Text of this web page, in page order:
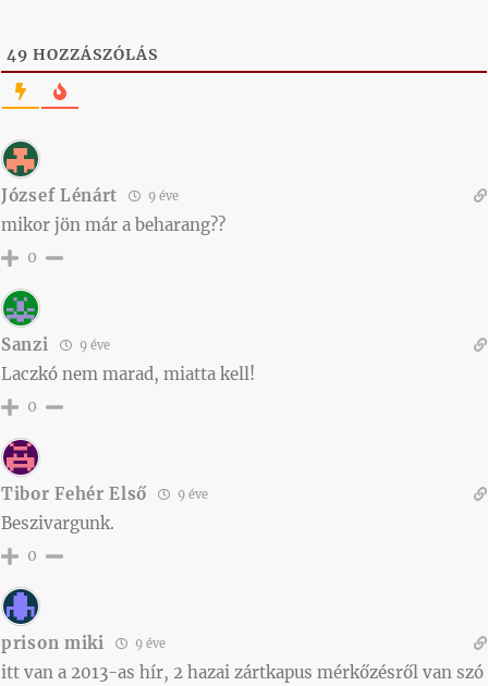
49 HOZZÁSZÓLÁS
József Lénárt 9 éve
mikor jön már a beharang??
0
Sanzi 9 éve
Laczkó nem marad, miatta kell!
0
Tibor Fehér Első 9 éve
Beszivargunk.
0
prison miki 9 éve
itt van a 2013-as hír, 2 hazai zártkapus mérkőzésről van szó